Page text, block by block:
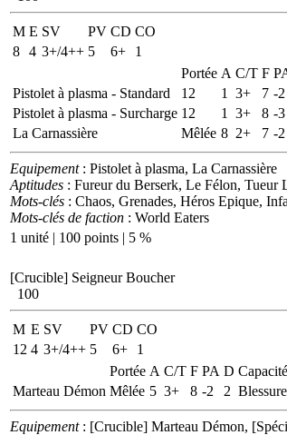
M E SV PV CD CO
8 4 3+/4++ 5 6+
1
Portée A C/T F
Pistolet à plasma - Standard
12 1 3+ 7 -2
Pistolet à plasma - Surcharge 12 1 3+ 8 -3
La Carnassière
Mêlée 8 2+ 7 -2
Equipement: Pistolet à plasma, La Carnassière
Aptitudes : Fureur du Berserk, Le Félon, Tueur
Mots-clés : Chaos, Grenades, Héros Epique,
Mots-clés de faction : World Eaters
1 unité | 100 points | 5 %
[Crucible] Seigneur Boucher
100
M E SV PV CD CO
12 4 3+/4++ 5 6+
1
Portée A C/T F PA D
Marteau Démon Mêlée 5 3+ 8 -2 2
Equipement: [Crucible] Marteau Démon,